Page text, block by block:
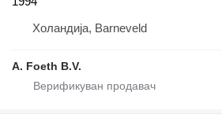
Холандија, Barneveld
A. Foeth B.V.